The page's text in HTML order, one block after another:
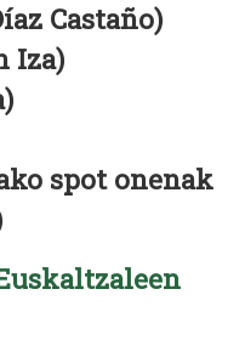
Castaño)
Iza)
spot onenak